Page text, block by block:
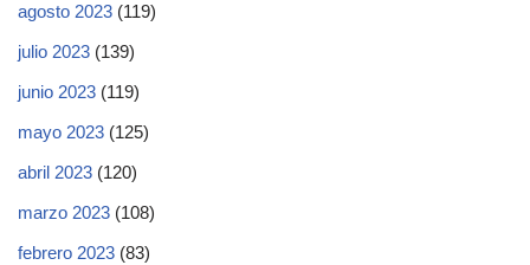
agosto 2023 (119)
julio 2023 (139)
junio 2023 (119)
mayo 2023 (125)
abril 2023 (120)
marzo 2023 (108)
febrero 2023 (83)